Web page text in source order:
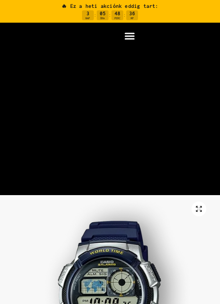
🔥 Ez a heti akciónk eddig tart:
3
NAP
: 05
ÓRA
: 48
PERC
: 35
MP